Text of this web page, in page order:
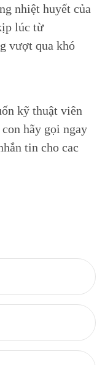
nhiệt huyết của
lúc từ
vượt qua khó
kỹ thuật viên
hãy gọi ngay
tin cho cac